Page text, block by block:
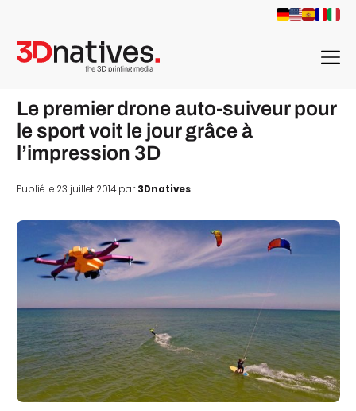
menu
Le premier drone auto-suiveur pour
le sport voit le jour grâce à
l’impression 3D
Publié le 23 juillet 2014 par3Dnatives